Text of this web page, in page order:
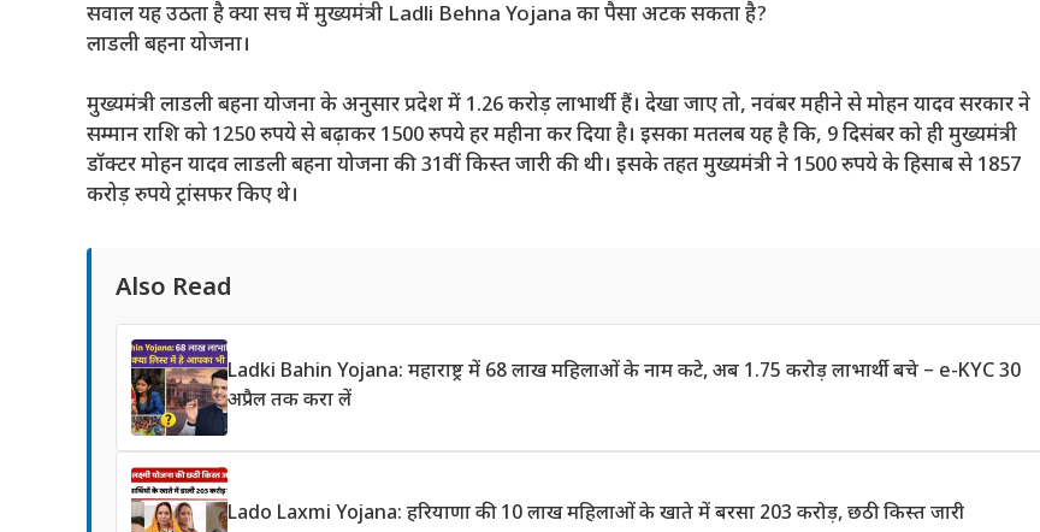
सवाल यह उठता है क्या सच में मुख्यमंत्री Ladli Behna Yojana का पैसा अटक सकता है?
लाडली बहना योजना।
मुख्यमंत्री लाडली बहना योजना के अनुसार प्रदेश में 1.26 करोड़ लाभार्थी हैं। देखा जाए तो, नवंबर महीने से मोहन यादव सरकार ने
सम्मान राशि को 1250 रुपये से बढ़ाकर 1500 रुपये हर महीना कर दिया है। इसका मतलब यह है कि, 9 दिसंबर को ही मुख्यमंत्री
डॉक्टर मोहन यादव लाडली बहना योजना की 31वीं किस्त जारी की थी। इसके तहत मुख्यमंत्री ने 1500 रुपये के हिसाब से 1857
करोड़ रुपये ट्रांसफर किए थे।
Also Read
Ladki Bahin Yojana: महाराष्ट्र में 68 लाख महिलाओं के नाम कटे, अब 1.75 करोड़ लाभार्थी बचे – e-KYC 30
अप्रैल तक करा लें
Lado Laxmi Yojana: हरियाणा की 10 लाख महिलाओं के खाते में बरसा 203 करोड़, छठी किस्त जारी